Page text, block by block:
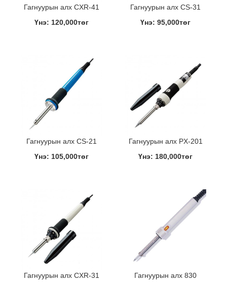
Гагнуурын алх CXR-41
Үнэ: 120,000төг
Гагнуурын алх CS-31
Үнэ: 95,000төг
Гагнуурын алх CS-21
Үнэ: 105,000төг
Гагнуурын алх PX-201
Үнэ: 180,000төг
Гагнуурын алх CXR-31
Гагнуурын алх 830